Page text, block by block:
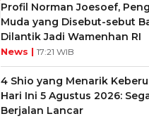
Profil Norman Joesoef,
Muda yang Disebut-sebut
Dilantik Jadi Wamenhan RI
News | 17:21 WIB
4 Shio yang Menarik
Hari Ini 5 Agustus 2026:
Berjalan Lancar